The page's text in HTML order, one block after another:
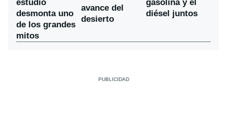
estudio
desmonta uno
de los grandes
mitos
avance del
desierto
gasolina y el
diésel juntos